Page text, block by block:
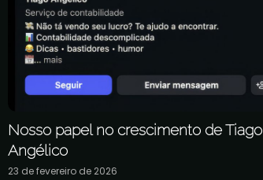
Nosso papel no crescimento de Tiago
Angélico
23 de fevereiro de 2026